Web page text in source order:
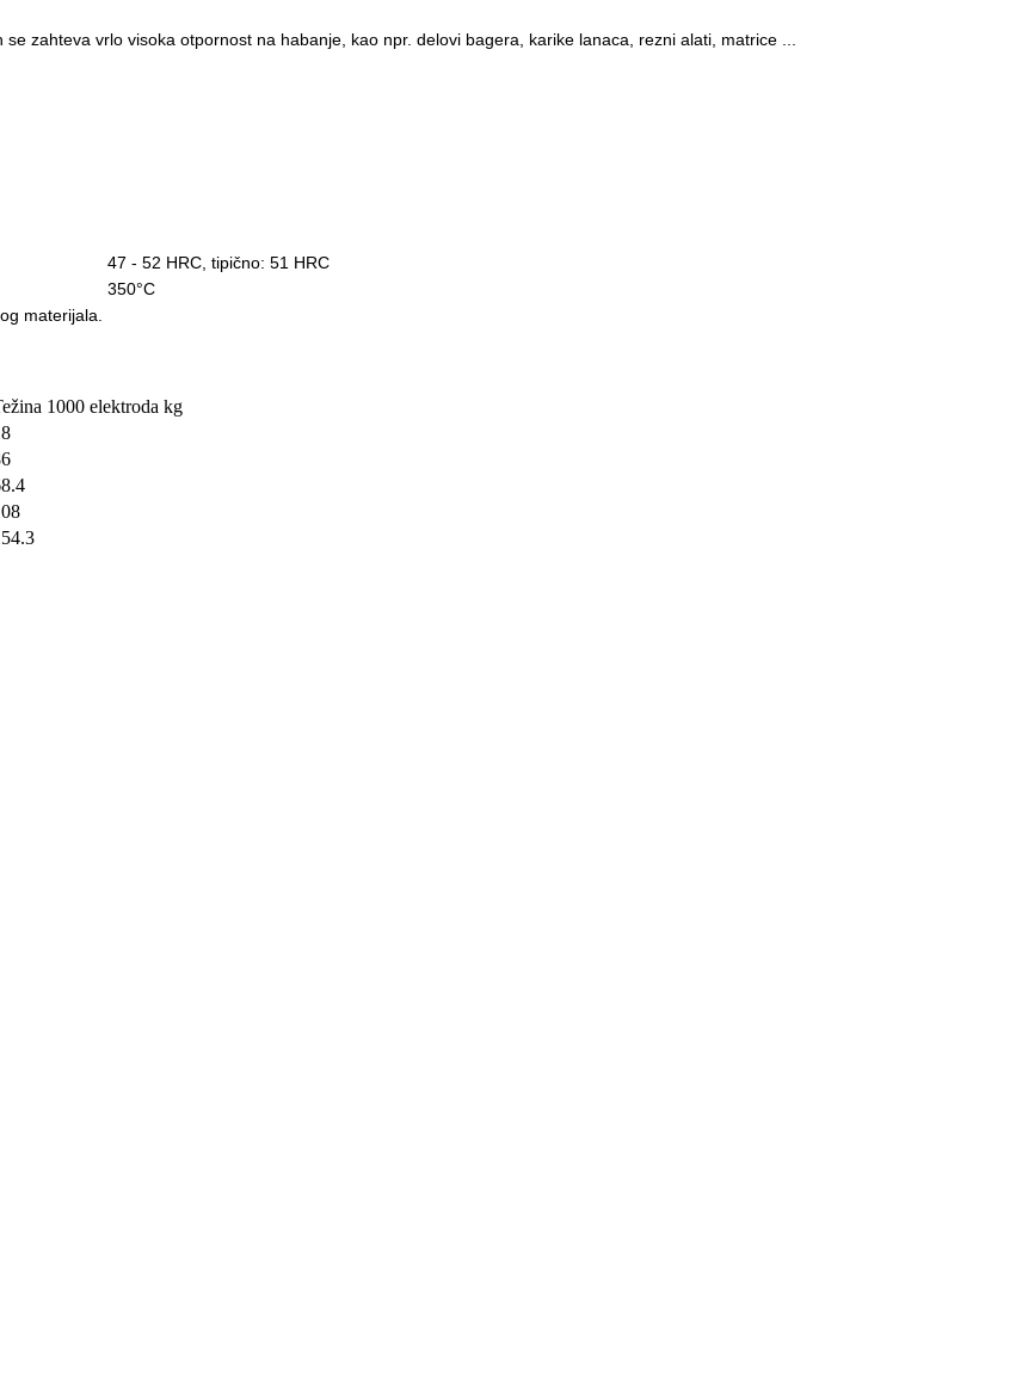
zahteva vrlo visoka otpornost na habanje, kao npr. delovi bagera, karike lanaca, rezni alati, matrice ...
47 - 52 HRC, tipično: 51 HRC
350°C
materijala.
1000 elektroda kg